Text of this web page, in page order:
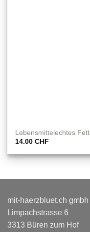
Lebensmittelechtes Fett
14.00CHF
mit-haerzbluet.ch gmbh
Limpachstrasse 6
3313 Büren zum Hof